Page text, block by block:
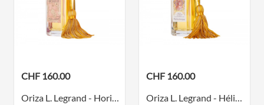
CHF 160.00
Oriza L. Legrand - Horizon - Parfum
CHF 160.00
Oriza L. Legrand - Héliotrope - Parfum